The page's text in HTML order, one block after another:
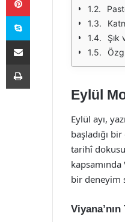
Şık
Eylül
Eylül ayı,
başladığı
tarihî
bir deneyim
Skype
E-Posta ile paylaş